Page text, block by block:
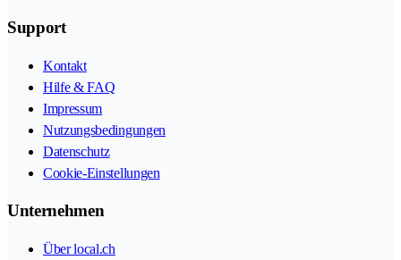
Support
Kontakt
Hilfe & FAQ
Impressum
Nutzungsbedingungen
Datenschutz
Cookie-Einstellungen
Unternehmen
Über local.ch